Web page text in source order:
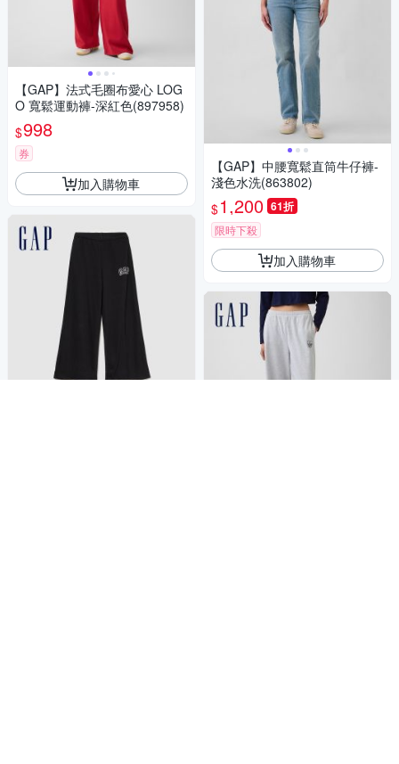
【GAP】法式毛圈布愛心 LOG
O 寬鬆運動褲-深紅色(897958)
$998
券
加入購物車
【GAP】中腰寬鬆直筒牛仔褲-
淺色水洗(863802)
$1,200 61折
限時下殺
加入購物車